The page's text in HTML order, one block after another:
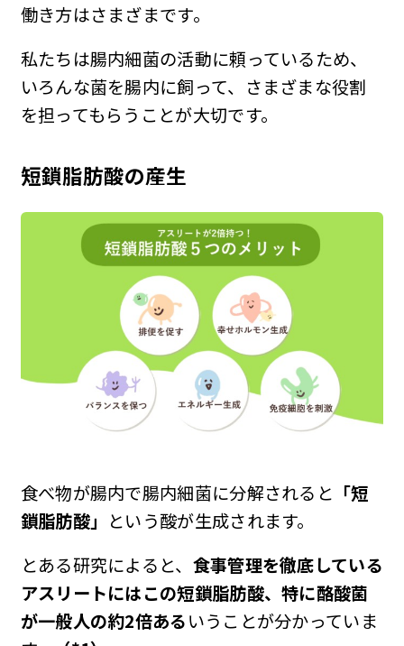
働き方はさまざまです。
私たちは腸内細菌の活動に頼っているため、
いろんな菌を腸内に飼って、さまざまな役割
を担ってもらうことが大切です。
短鎖脂肪酸の産生
食べ物が腸内で腸内細菌に分解されると 「短
鎖脂肪酸」 という酸が生成されます。
とある研究によると、 食事管理を徹底している
アスリートにはこの短鎖脂肪酸、特に酪酸菌
が一般人の約2倍あるいうことが分かっていま